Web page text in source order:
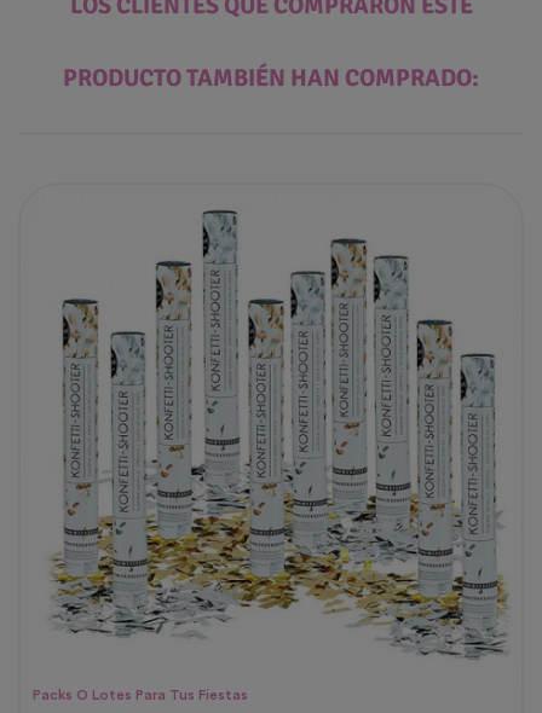
PRODUCTO TAMBIÉN HAN COMPRADO:
Packs O Lotes Para Tus Fiestas